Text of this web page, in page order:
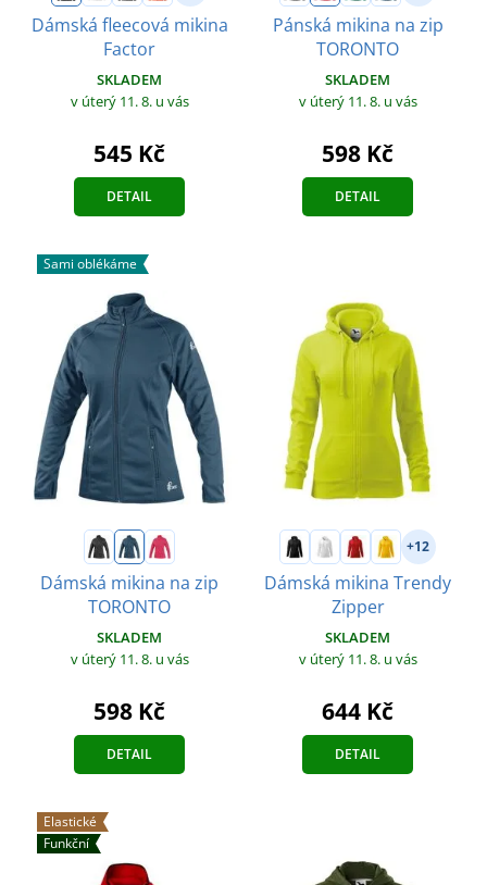
Dámská fleecová mikina
Factor
SKLADEM
v úterý 11. 8. u vás
545 Kč
DETAIL
Pánská mikina na zip
TORONTO
SKLADEM
v úterý 11. 8. u vás
598 Kč
DETAIL
Sami oblékáme
Dámská mikina na zip
TORONTO
SKLADEM
v úterý 11. 8. u vás
598 Kč
DETAIL
+12
Dámská mikina Trendy
Zipper
SKLADEM
v úterý 11. 8. u vás
644 Kč
DETAIL
Elastické
Funkční